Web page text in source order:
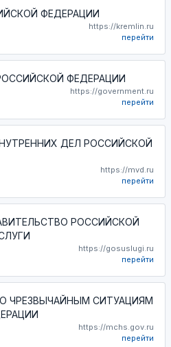
ФЕДЕРАЦИИ
https://kremlin.ru
перейти
ФЕДЕРАЦИИ
https://government.ru
перейти
ДЕЛ РОССИЙСКОЙ
https://mvd.ru
перейти
РОССИЙСКОЙ
https://gosuslugi.ru
перейти
ЧРЕЗВЫЧАЙНЫМ СИТУАЦИЯМ
https://mchs.gov.ru
перейти